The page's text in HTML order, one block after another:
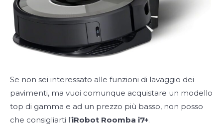
Se non sei interessato alle funzioni di lavaggio dei
pavimenti, ma vuoi comunque acquistare un modello
top di gamma e ad un prezzo più basso, non posso
che consigliarti l’iRobot Roomba i7+.